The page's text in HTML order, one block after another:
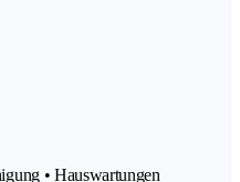
• Hauswartungen